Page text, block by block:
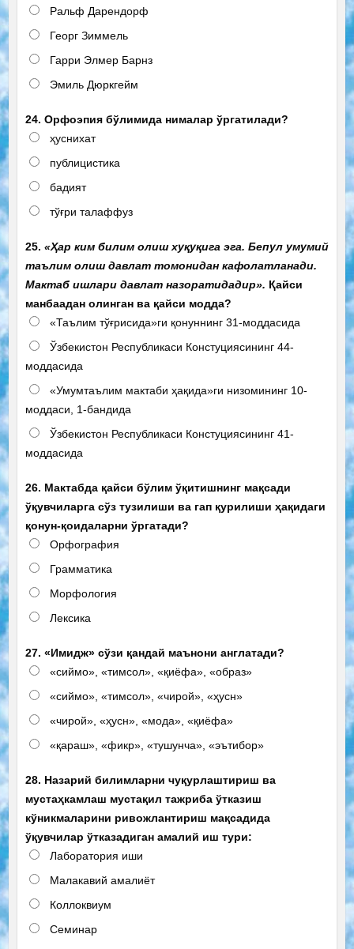
Ральф Дарендорф
Георг Зиммель
Гарри Элмер Барнз
Эмиль Дюркгейм
24. Орфоэпия бўлимида нималар ўргатилади?
ҳуснихат
публицистика
бадият
тўғри талаффуз
25. «Ҳар ким билим олиш хуқуқига эга. Бепул умумий
таълим олиш давлат томонидан кафолатланади.
Мактаб ишлари давлат назоратидадир». Қайси
манбаадан олинган ва қайси модда?
«Таълим тўғрисида»ги қонуннинг 31-моддасида
Ўзбекистон Республикаси Констуциясининг 44-
моддасида
«Умумтаълим мактаби ҳақида»ги низомининг 10-
моддаси, 1-бандида
Ўзбекистон Республикаси Констуциясининг 41-
моддасида
26. Мактабда қайси бўлим ўқитишнинг мақсади
ўқувчиларга сўз тузилиши ва гап қурилиши ҳақидаги
қонун-қоидаларни ўргатади?
Орфография
Грамматика
Морфология
Лексика
27. «Имидж» сўзи қандай маънони англатади?
«сиймо», «тимсол», «қиёфа», «образ»
«сиймо», «тимсол», «чирой», «ҳусн»
«чирой», «ҳусн», «мода», «қиёфа»
«қараш», «фикр», «тушунча», «эътибор»
28. Назарий билимларни чуқурлаштириш ва
мустаҳкамлаш мустақил тажриба ўтказиш
кўникмаларини ривожлантириш мақсадида
ўқувчилар ўтказадиган амалий иш тури:
Лаборатория иши
Малакавий амалиёт
Коллоквиум
Семинар